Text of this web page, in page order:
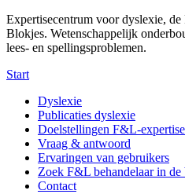
Expertisecentrum voor dyslexie,
Blokjes. Wetenschappelijk
lees- en spellingsproblemen.
Start
Dyslexie
Publicaties dyslexie
Doelstellingen F&L-
Vraag & antwoord
Ervaringen van gebruikers
Zoek F&L behandelaar in de
Contact